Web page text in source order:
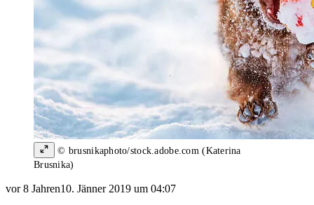
© brusnikaphoto/stock.adobe.com (Katerina
Brusnika)
vor 8 Jahren10. Jänner 2019 um 04:07